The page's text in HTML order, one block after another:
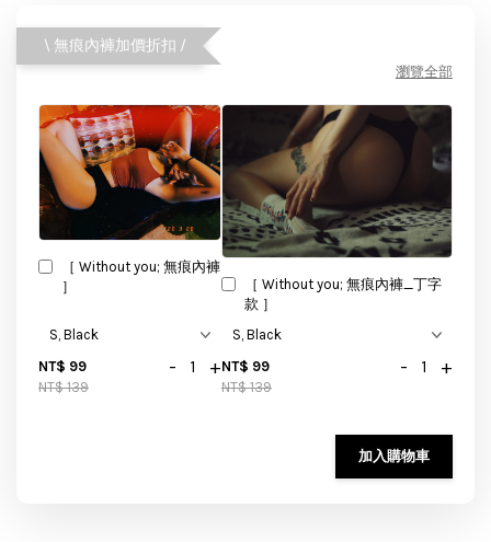
\ 無痕內褲加價折扣 /
瀏覽全部
［ Without you; 無痕內褲
］
NT$ 99
NT$ 139
- +
［ Without you; 無痕內褲_丁字
款 ］
NT$ 99
NT$ 139
- +
加入購物車